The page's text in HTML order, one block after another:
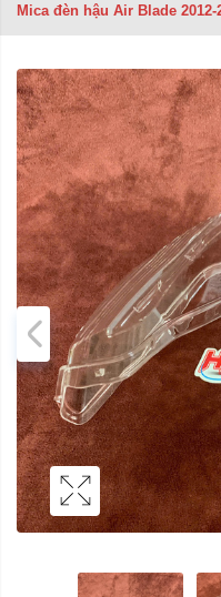
Mica đèn hậu Air Blade 2012-